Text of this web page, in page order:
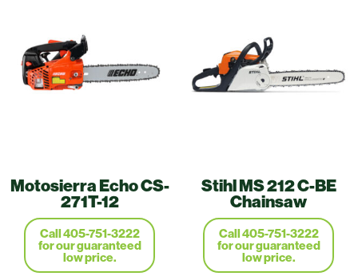
Motosierra Echo CS-
271T-12
Call 405-751-3222
for our guaranteed
low price.
Stihl MS 212 C-BE
Chainsaw
Call 405-751-3222
for our guaranteed
low price.